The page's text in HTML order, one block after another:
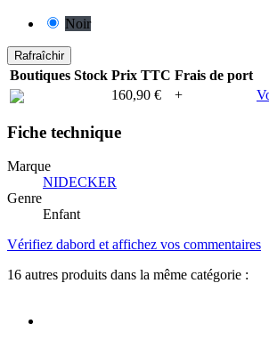
Noir
Boutiques Stock Prix TTC Frais de port
160,90 €
+
Fiche technique
Marque
NIDECKER
Genre
Enfant
Vérifiez dabord et affichez vos commentaires
16 autres produits dans la même catégorie :